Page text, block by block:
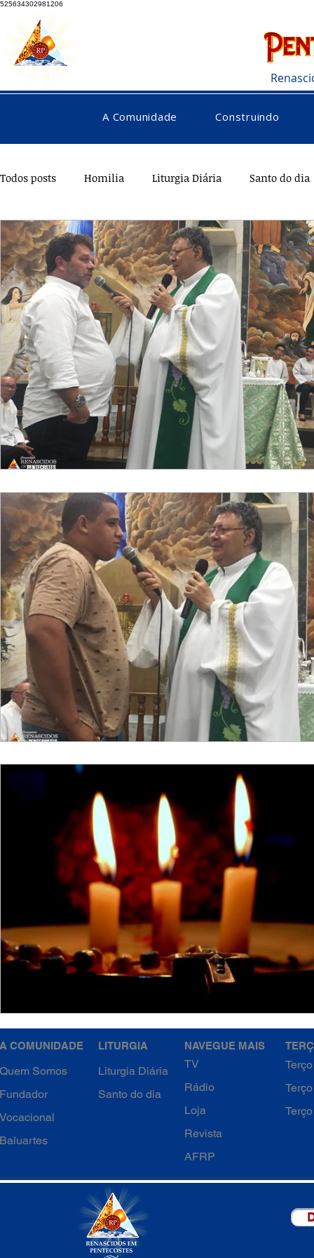
525634302981206
A Comunidade Construindo
Todos posts Homilia Liturgia Diária Santo do dia
Testemunhos Pentecostes Galeria Orações
A COMUNIDADE
Quem Somos
Fundador
Vocacional
Baluartes
LITURGIA
Liturgia Diária
Santo do dia
NAVEGUE MAIS
TV
Rádio
Loja
Revista
AFRP